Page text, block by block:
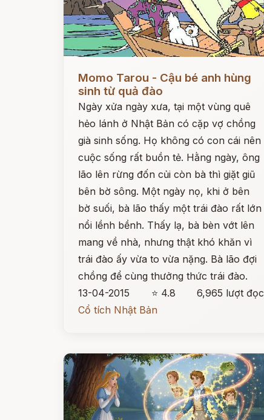
Momo Tarou - Cậu bé anh hùng
sinh từ quả đào
Ngày xửa ngày xưa, tại một vùng quê
hẻo lánh ở Nhật Bản có cặp vợ chồng
già sinh sống. Họ không có con cái nên
cuộc sống rất buồn tẻ. Hằng ngày, ông
lão lên rừng đốn củi còn bà thì giặt giũ
bên bờ sông. Một ngày nọ, khi ở bên
bờ suối, bà lão thấy một trái đào rất lớn
nổi lềnh bềnh. Thấy lạ, bà bèn vớt lên
mang về nhà, nhưng thật khó khăn vì
trái đào ấy vừa to vừa nặng. Bà lão đợi
chồng để cùng thưởng thức trái đào.
13-04-2015
⭐ 4.8
6,965 lượt đọc
Cổ tích Nhật Bản